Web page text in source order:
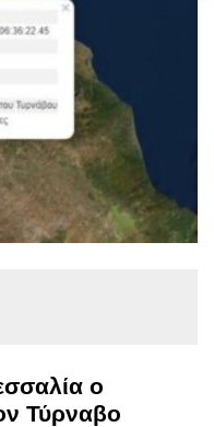
ο
Τύρναβο